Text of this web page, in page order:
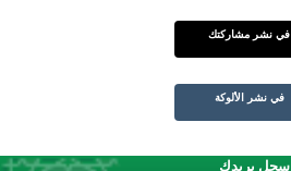
في نشر مشاركتك
في نشر الألوكة
سجل بريدك